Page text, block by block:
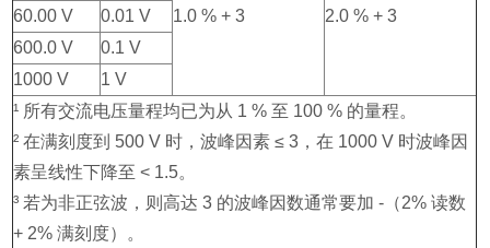
1.0 % + 3 2.0 % + 3
60.00 V
0.01 V
600.0 V
0.1 V
1000 V
1 V
¹ 所有交流电压量程均已为从 1 % 至 100 % 的量程。
² 在满刻度到 500 V 时，波峰因素 ≤ 3，在 1000 V 时波峰因
素呈线性下降至 < 1.5。
³ 若为非正弦波，则高达 3 的波峰因数通常要加 -（2% 读数
+ 2% 满刻度）。